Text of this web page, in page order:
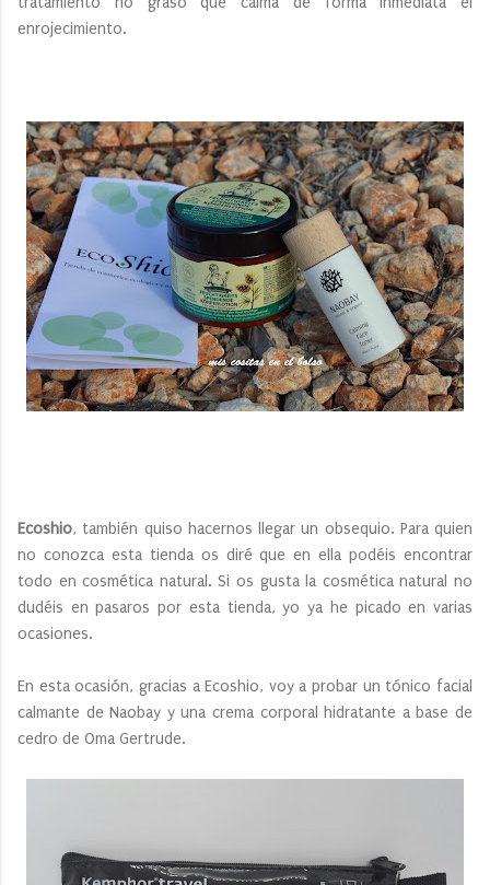
enrojecimiento.
Ecoshio, también quiso hacernos llegar un obsequio. Para quien
no conozca esta tienda os diré que en ella podéis encontrar
todo en cosmética natural. Si os gusta la cosmética natural no
dudéis en pasaros por esta tienda, yo ya he picado en varias
ocasiones.
En esta ocasión, gracias a Ecoshio, voy a probar un tónico facial
calmante de Naobay y una crema corporal hidratante a base de
cedro de Oma Gertrude.